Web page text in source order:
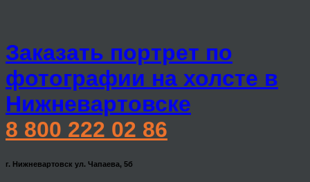
Заказать портрет по
фотографии на холсте в
Нижневартовске
8 800 222 02 86
г. Нижневартовск ул. Чапаева, 5б